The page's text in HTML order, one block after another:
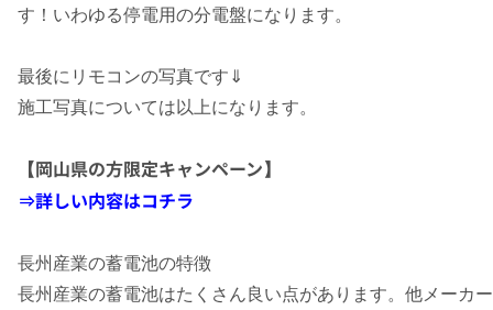
す！いわゆる停電用の分電盤になります。
最後にリモコンの写真です⇓
施工写真については以上になります。
【岡山県の方限定キャンペーン】
⇒詳しい内容はコチラ
長州産業の蓄電池の特徴
長州産業の蓄電池はたくさん良い点があります。他メーカ